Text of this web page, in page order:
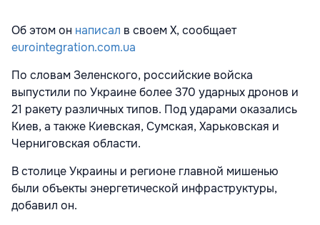
Об этом он написал в своем Х, сообщает
eurointegration.com.ua
По словам Зеленского, российские войска
выпустили по Украине более 370 ударных дронов и
21 ракету различных типов. Под ударами оказались
Киев, а также Киевская, Сумская, Харьковская и
Черниговская области.
В столице Украины и регионе главной мишенью
были объекты энергетической инфраструктуры,
добавил он.